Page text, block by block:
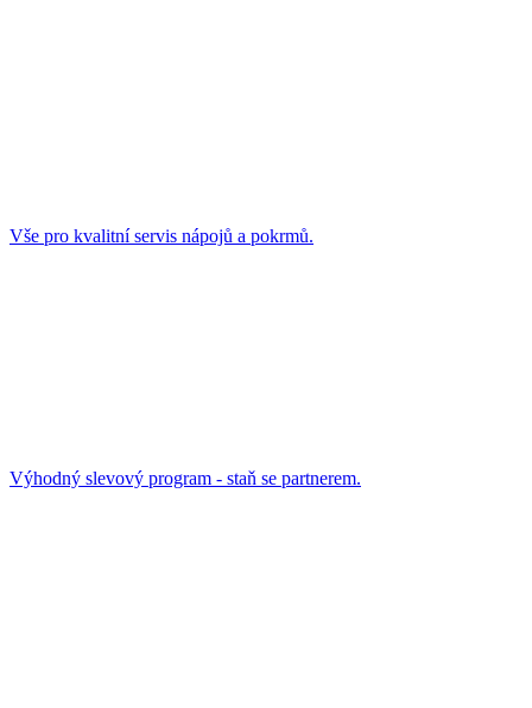
Vše pro kvalitní servis nápojů a pokrmů.
Výhodný slevový program - staň se partnerem.